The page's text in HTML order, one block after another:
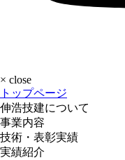
× close
トップページ
伸浩技建について
事業内容
技術・表彰実績
実績紹介